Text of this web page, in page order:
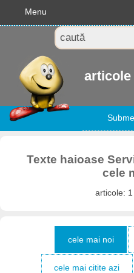
Menu
articole
Texte haioase
cele
articole:
cele mai noi
cele mai citite azi